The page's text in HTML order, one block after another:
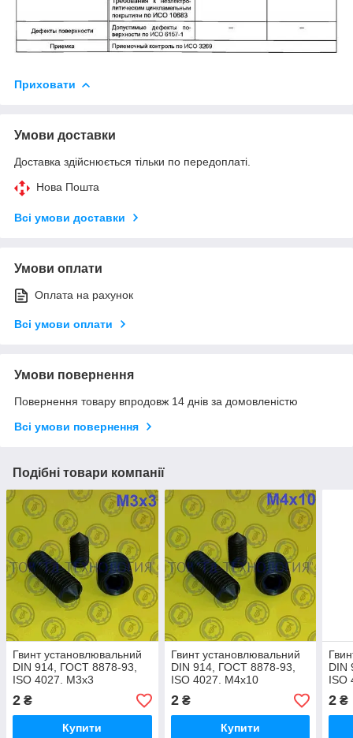
Приховати
Умови доставки
Доставка здійснюється тільки по передоплаті.
Нова Пошта
Всі умови доставки
Умови оплати
Оплата на рахунок
Всі умови оплати
Умови повернення
Повернення товару впродовж 14 днів за домовленістю
Всі умови повернення
Подібні товари компанії
Гвинт установлювальний
DIN 914, ГОСТ 8878-93,
ISO 4027. М3х3
2 ₴
Купити
Гвинт установлювальний
DIN 914, ГОСТ 8878-93,
ISO 4027. М4х10
2₴
Купити
DIN
ISO
2 ₴